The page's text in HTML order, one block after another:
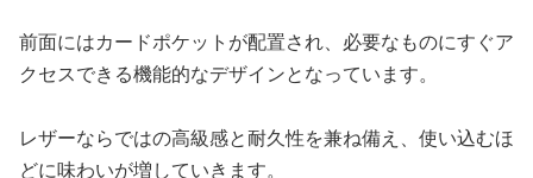
前面にはカードポケットが配置され、必要なものにすぐア
クセスできる機能的なデザインとなっています。
レザーならではの高級感と耐久性を兼ね備え、使い込むほ
どに味わいが増していきます。